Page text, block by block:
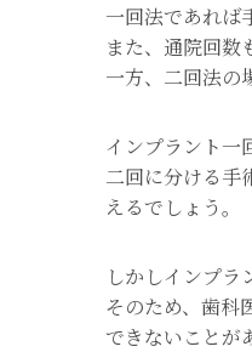
一回法であれば
また、通院回数
一方、二回法の
インプラント一
二回に分ける手
えるでしょう。
しかしインプラ
そのため、歯科
できないことが